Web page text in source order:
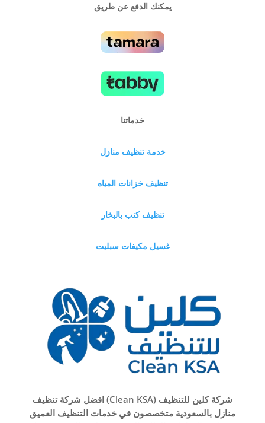
يمكنك الدفع عن طريق
خدماتنا
خدمة تنظيف منازل
تنظيف خزانات المياه
تنظيف كنب بالبخار
غسيل مكيفات سبليت
شركة كلين للتنظيف (Clean KSA) افضل شركة تنظيف
منازل بالسعودية متخصصون في خدمات التنظيف العميق